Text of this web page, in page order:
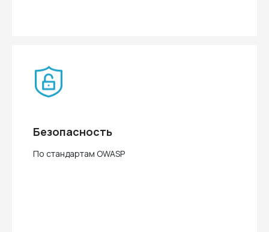
Безопасность
По стандартам OWASP